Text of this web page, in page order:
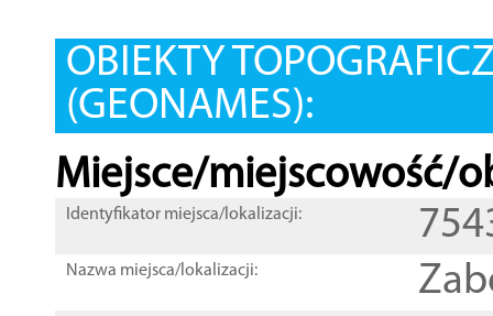
OBIEKTY
(GEONAMES):
Miejsce/miejscowość/
Identyfikator miejsca/lokalizacji:
Nazwa miejsca/lokalizacji: